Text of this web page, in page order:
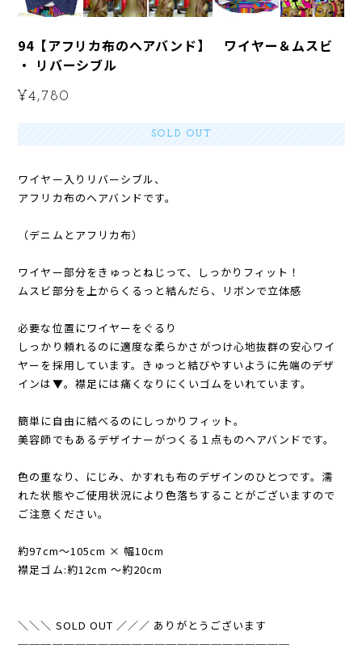
94【アフリカ布のヘアバンド】 ワイヤー＆ムスビ
・ リバーシブル
¥4,780
SOLD OUT
ワイヤー入りリバーシブル、
アフリカ布のヘアバンドです。
（デニムとアフリカ布）
ワイヤー部分をきゅっとねじって、しっかりフィット！
ムスビ部分を上からくるっと結んだら、リボンで立体感
必要な位置にワイヤーをぐるり
しっかり頼れるのに適度な柔らかさがつけ心地抜群の安心ワイ
ヤーを採用しています。きゅっと結びやすいように先端のデザ
インは▼。襟足には痛くなりにくいゴムをいれています。
簡単に自由に結べるのにしっかりフィット。
美容師でもあるデザイナーがつくる１点ものヘアバンドです。
色の重なり、にじみ、かすれも布のデザインのひとつです。濡
れた状態やご使用状況により色落ちすることがございますので
ご注意ください。
約97cm〜105cm × 幅10cm
襟足ゴム:約12cm 〜約20cm
＼＼＼ SOLD OUT ／／／ ありがとうございます
────────────────────────